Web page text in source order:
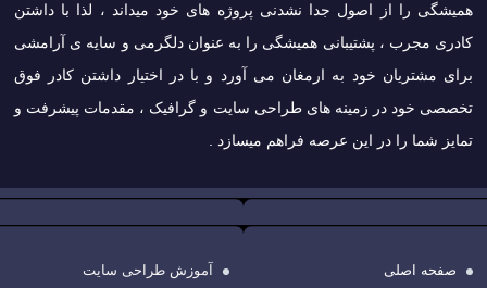
همیشگی را از اصول جدا نشدنی پروژه های خود میداند ، لذا با داشتن
کادری مجرب ، پشتیبانی همیشگی را به عنوان دلگرمی و سایه ی آرامشی
برای مشتریان خود به ارمغان می آورد و با در اختیار داشتن کادر فوق
تخصصی خود در زمینه های طراحی سایت و گرافیک ، مقدمات پیشرفت و
تمایز شما را در این عرصه فراهم میسازد .
صفحه اصلی آموزش طراحی سایت